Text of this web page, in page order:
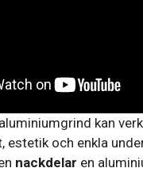
kan
estetik och enkla
nackdelar en